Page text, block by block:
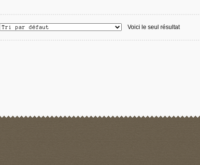
Voici le seul résultat